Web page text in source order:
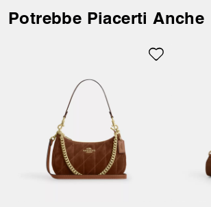
scatto per
possibilità di
Potrebbe Piacerti Anche